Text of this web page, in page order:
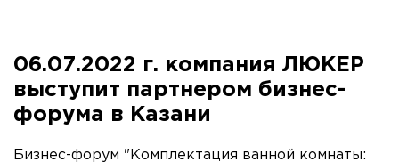
06.07.2022 г. компания ЛЮКЕР
выступит партнером бизнес-
форума в Казани
Бизнес-форум "Комплектация ванной комнаты: